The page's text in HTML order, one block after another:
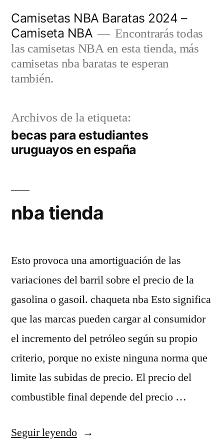
contenido
Camisetas NBA Baratas 2024 –
Camiseta NBA
Encontrarás todas
las camisetas NBA en esta tienda, más
camisetas nba baratas te esperan
también.
Archivos de la etiqueta:
becas para estudiantes
uruguayos en españa
nba tienda
Esto provoca una amortiguación de las
variaciones del barril sobre el precio de la
gasolina o gasoil. chaqueta nba Esto significa
que las marcas pueden cargar al consumidor
el incremento del petróleo según su propio
criterio, porque no existe ninguna norma que
limite las subidas de precio. El precio del
combustible final depende del precio …
Seguir leyendo«nba